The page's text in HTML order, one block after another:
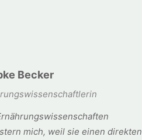
Becker
mich, weil sie einen direkten